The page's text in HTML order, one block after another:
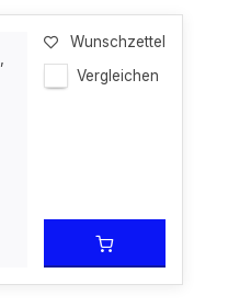
Wunschzettel
Vergleichen